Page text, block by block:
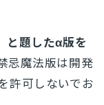
と題したα版を
忌魔法版は開発
許可しないでお